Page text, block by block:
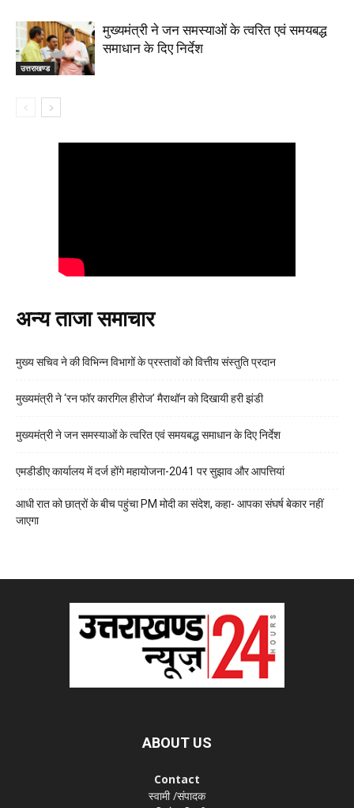
उत्तराखण्ड
मुख्यमंत्री ने जन समस्याओं के त्वरित एवं समयबद्ध
समाधान के दिए निर्देश
अन्य ताजा समाचार
मुख्य सचिव ने की विभिन्न विभागों के प्रस्तावों को वित्तीय संस्तुति प्रदान
मुख्यमंत्री ने ‘रन फॉर कारगिल हीरोज’ मैराथॉन को दिखायी हरी झंडी
मुख्यमंत्री ने जन समस्याओं के त्वरित एवं समयबद्ध समाधान के दिए निर्देश
एमडीडीए कार्यालय में दर्ज होंगे महायोजना-2041 पर सुझाव और आपत्तियां
आधी रात को छात्रों के बीच पहुंचा PM मोदी का संदेश, कहा- आपका संघर्ष बेकार नहीं
जाएगा
ABOUT US
Contact
स्वामी /संपादक